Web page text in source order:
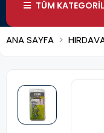
TÜM
ANA SAYFA